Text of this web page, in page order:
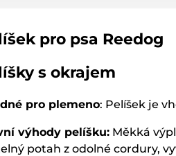
pro psa Reedog
s okrajem
pro plemeno: Pelíšek je
výhody pelíšku: Měkká
potah z odolné cordury,